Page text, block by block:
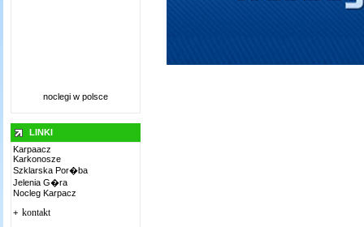
noclegi w polsce
LINKI
Karpaacz
Karkonosze
Szklarska Por�ba
Jelenia G�ra
Nocleg Karpacz
+ kontakt